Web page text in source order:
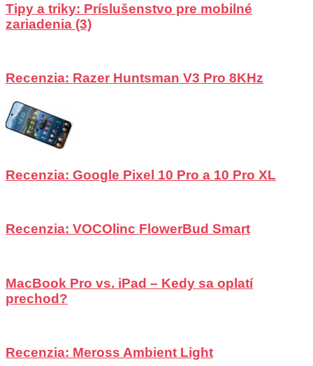
Tipy a triky: Príslušenstvo pre mobilné
zariadenia (3)
Recenzia: Razer Huntsman V3 Pro 8KHz
Recenzia: Google Pixel 10 Pro a 10 Pro XL
Recenzia: VOCOlinc FlowerBud Smart
MacBook Pro vs. iPad – Kedy sa oplatí
prechod?
Recenzia: Meross Ambient Light